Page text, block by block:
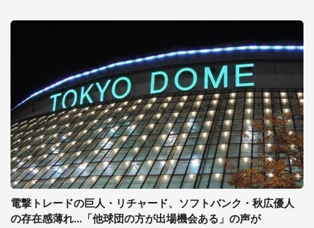
電撃トレードの巨人・リチャード、ソフトバンク・秋広優人
の存在感薄れ...「他球団の方が出場機会ある」の声が